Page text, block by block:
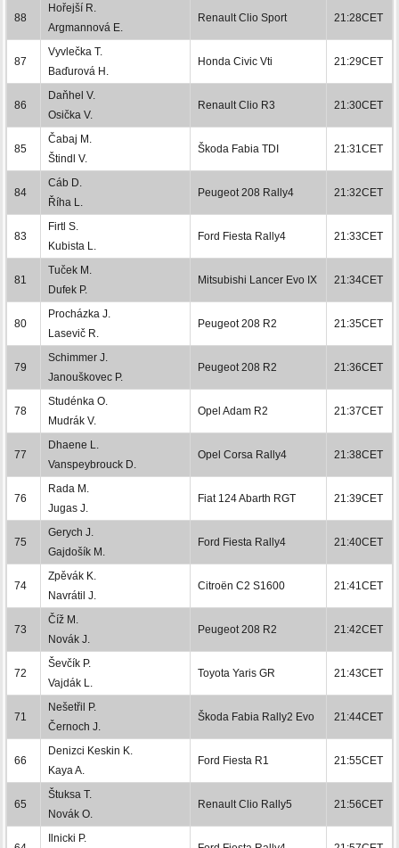
88
Hořejší R.
Argmannová E.
Renault Clio Sport 21:28CET
87
Vyvlečka T.
Baďurová H.
Honda Civic Vti 21:29CET
86
Daňhel V.
Osička V.
Renault Clio R3 21:30CET
85
Čabaj M.
Štindl V.
Škoda Fabia TDI 21:31CET
84
Cáb D.
Říha L.
Peugeot 208 Rally4 21:32CET
83
Firtl S.
Kubista L.
Ford Fiesta Rally4 21:33CET
81
Tuček M.
Dufek P.
Mitsubishi Lancer Evo IX 21:34CET
80
Procházka J.
Lasevič R.
Peugeot 208 R2 21:35CET
79
Schimmer J.
Janouškovec P.
Peugeot 208 R2 21:36CET
78
Studénka O.
Mudrák V.
Opel Adam R2 21:37CET
77
Dhaene L.
Vanspeybrouck D.
Opel Corsa Rally4 21:38CET
76
Rada M.
Jugas J.
Fiat 124 Abarth RGT 21:39CET
75
Gerych J.
Gajdošík M.
Ford Fiesta Rally4 21:40CET
74
Zpěvák K.
Navrátil J.
Citroën C2 S1600 21:41CET
73
Číž M.
Novák J.
Peugeot 208 R2 21:42CET
72
Ševčík P.
Vajdák L.
Toyota Yaris GR 21:43CET
71
Nešetřil P.
Černoch J.
Škoda Fabia Rally2 Evo 21:44CET
66
Denizci Keskin K.
Kaya A.
Ford Fiesta R1 21:55CET
65
Štuksa T.
Novák O.
Renault Clio Rally5 21:56CET
Ilnicki P.